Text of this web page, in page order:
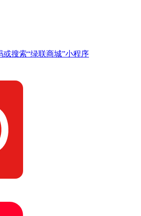
搜索“绿联商城”小程序